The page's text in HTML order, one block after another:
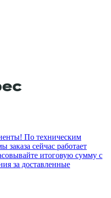
По техническим
заказа сейчас работает
итоговую сумму с
за доставленные